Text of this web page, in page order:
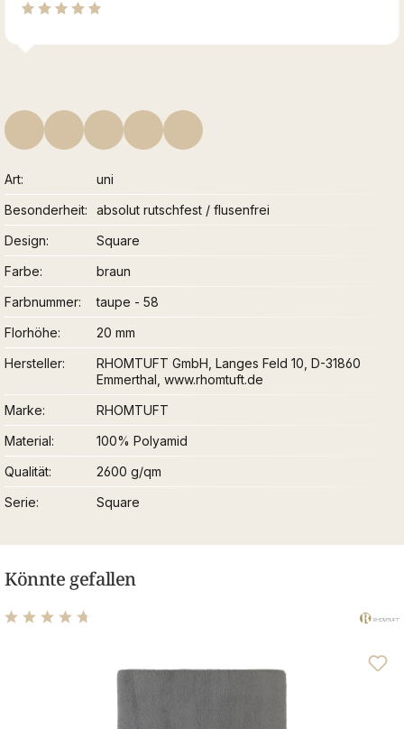
Art
uni
Besonderheit
absolut rutschfest / flusenfrei
Design
Square
Farbe
braun
Farbnummer
taupe - 58
Florhöhe
20 mm
Hersteller
RHOMTUFT GmbH, Langes Feld 10, D-31860
Emmerthal, www.rhomtuft.de
Marke
RHOMTUFT
Material
100% Polyamid
Qualität
2600 g/qm
Serie
Square
Könnte gefallen